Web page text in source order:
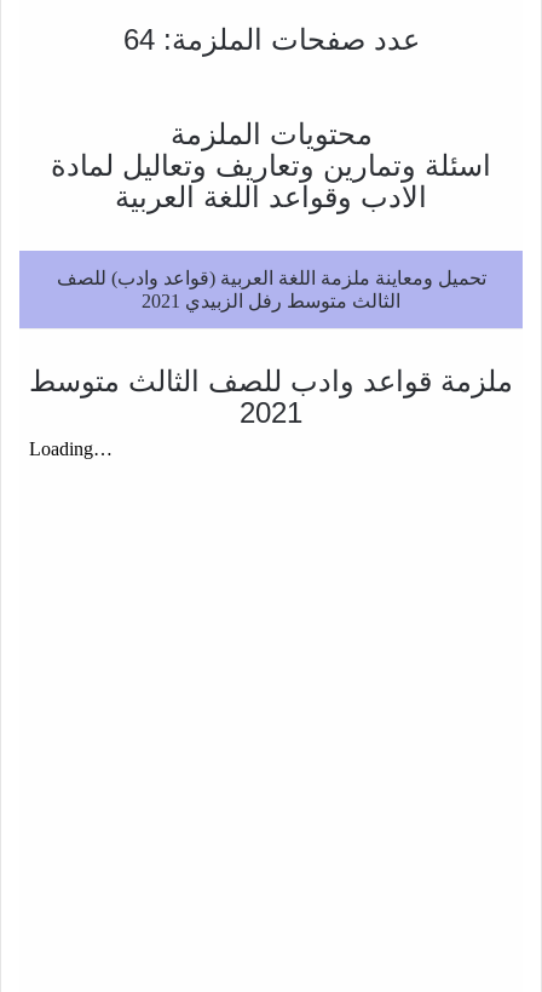
عدد صفحات الملزمة: 64
محتويات الملزمة
اسئلة وتمارين وتعاريف وتعاليل لمادة
الادب وقواعد اللغة العربية
تحميل ومعاينة ملزمة اللغة العربية (قواعد وادب) للصف
الثالث متوسط رفل الزبيدي 2021
ملزمة قواعد وادب للصف الثالث متوسط
2021